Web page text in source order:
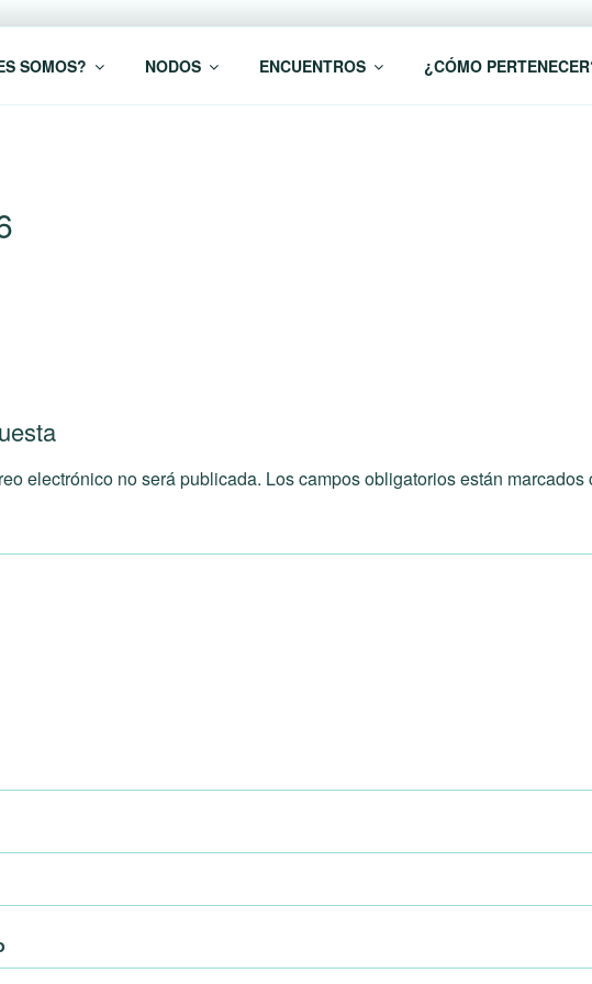
de Investigación RREDSI
SOMOS? NODOS ENCUENTROS ¿CÓMO
electrónico no será publicada. Los campos obligatorios están marcados